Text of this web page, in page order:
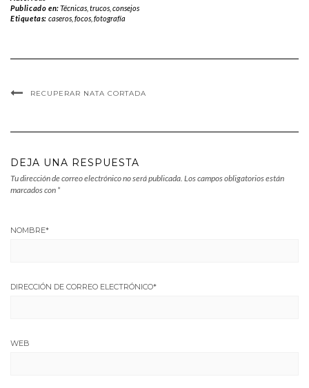
Publicado en:Técnicas, trucos, consejos
Etiquetas: caseros, focos, fotografía
RECUPERAR NATA CORTADA
DEJA UNA RESPUESTA
Tu dirección de correo electrónico no será publicada. Los campos obligatorios están
marcados con *
NOMBRE*
DIRECCIÓN DE CORREO ELECTRÓNICO*
WEB